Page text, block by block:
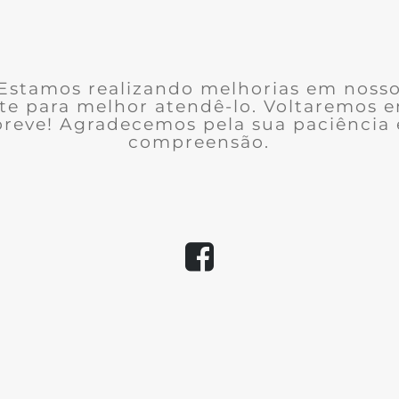
realizando melhorias em nosso
para melhor atendê-lo. Voltaremos
Agradecemos pela sua paciência
compreensão.